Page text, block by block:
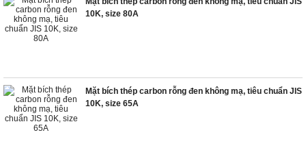
10K, size 80A
Mặt bích thép carbon rỗng đen không mạ, tiêu chuẩn JIS
10K, size 65A